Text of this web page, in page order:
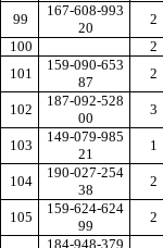
99
167-608-993
20
2
100
2
101
159-090-653
87
2
102
187-092-528
00
3
103
149-079-985
21
1
104
190-027-254
38
2
105
159-624-624
99
2
184-948-379